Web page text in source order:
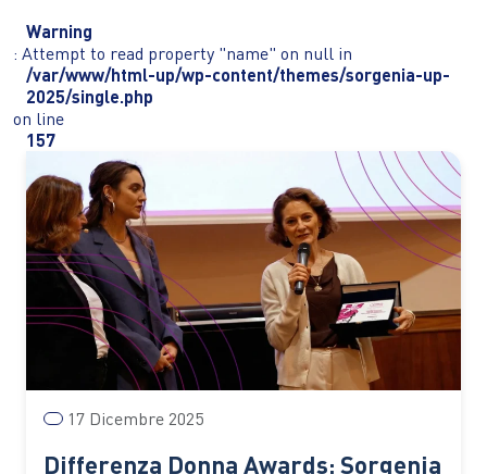
Warning
: Attempt to read property "name" on null in
/var/www/html-up/wp-content/themes/sorgenia-up-
2025/single.php
on line
157
17 Dicembre 2025
Differenza Donna Awards: Sorgenia